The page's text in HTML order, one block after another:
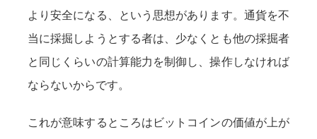
より安全になる、という思想があります。通貨を不
当に採掘しようとする者は、少なくとも他の採掘者
と同じくらいの計算能力を制御し、操作しなければ
ならないからです。
これが意味するところはビットコインの価値が上が